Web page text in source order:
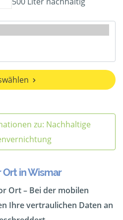
zu: Nachhaltige
in Wismar
Ort – Bei der mobilen
Ihre vertraulichen Daten an